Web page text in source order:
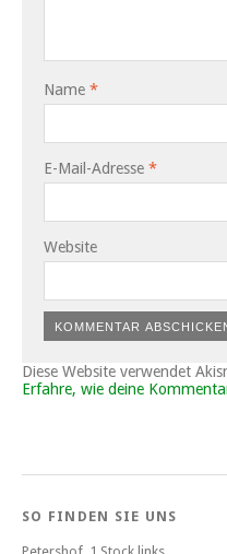
Name *
E-Mail-Adresse *
Website
Diese Website verwendet
Erfahre, wie deine
SO FINDEN SIE UNS